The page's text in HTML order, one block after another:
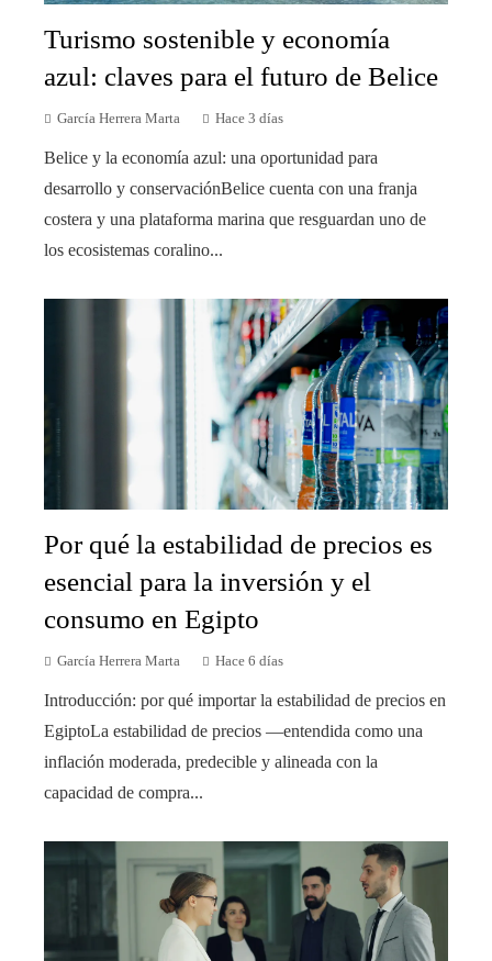
Turismo sostenible y economía
azul: claves para el futuro de Belice
García Herrera Marta Hace 3 días
Belice y la economía azul: una oportunidad para
desarrollo y conservaciónBelice cuenta con una franja
costera y una plataforma marina que resguardan uno de
los ecosistemas coralino...
Por qué la estabilidad de precios es
esencial para la inversión y el
consumo en Egipto
García Herrera Marta Hace 6 días
Introducción: por qué importar la estabilidad de precios en
EgiptoLa estabilidad de precios —entendida como una
inflación moderada, predecible y alineada con la
capacidad de compra...